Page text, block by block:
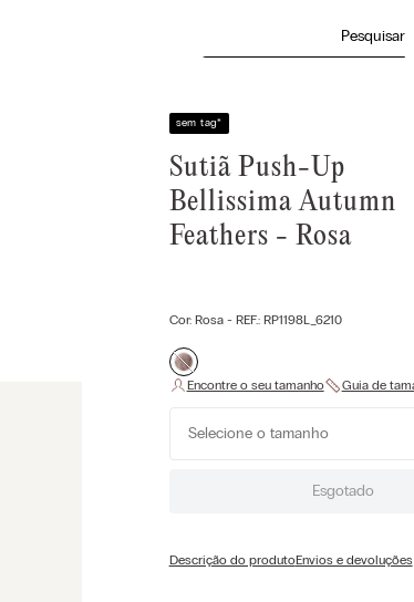
sem tag*
Sutiã Push-Up
Bellissima Autumn
Feathers - Rosa
Cor: Rosa- REF.: RP1198L_6210
Selecione o tamanho
Esgotado
Descrição do produtoEnvios e devoluções